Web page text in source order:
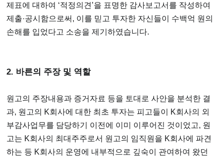
제표에 대하여 ‘적정의견’을 표명한 감사보고서를 작성하여
제출·공시함으로써, 이를 믿고 투자한 자신들이 수백억 원의
손해를 입었다고 소송을 제기하였습니다.
2. 바른의 주장 및 역할
원고의 주장내용과 증거자료 등을 토대로 사안을 분석한 결
과, 원고의 K회사에 대한 최초 투자는 피고들이 K회사의 외
부감사업무를 담당하기 이전에 이미 이루어진 것이었고, 원
고는 K회사의 최대주주로서 원고의 임직원을 K회사에 파견
하는 등 K회사의 운영에 내부적으로 깊숙이 관여하여 왔던